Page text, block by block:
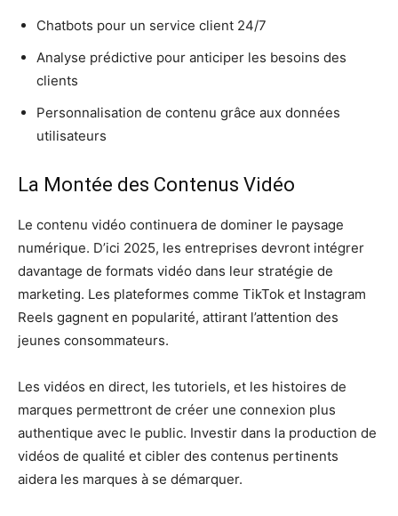
Chatbots pour un service client 24/7
Analyse prédictive pour anticiper les besoins des
clients
Personnalisation de contenu grâce aux données
utilisateurs
La Montée des Contenus Vidéo
Le contenu vidéo continuera de dominer le paysage
numérique. D’ici 2025, les entreprises devront intégrer
davantage de formats vidéo dans leur stratégie de
marketing. Les plateformes comme TikTok et Instagram
Reels gagnent en popularité, attirant l’attention des
jeunes consommateurs.
Les vidéos en direct, les tutoriels, et les histoires de
marques permettront de créer une connexion plus
authentique avec le public. Investir dans la production de
vidéos de qualité et cibler des contenus pertinents
aidera les marques à se démarquer.